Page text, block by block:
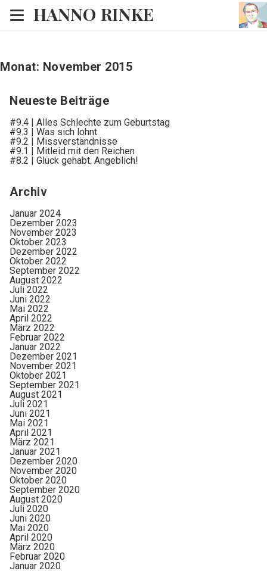
HANNO RINKE
Heim
Lesesaal
Hörsaal
Monat: November 2015
Neueste Beiträge
#9.4 | Alles Schlechte zum Geburtstag
#9.3 | Was sich lohnt
#9.2 | Missverständnisse
#9.1 | Mitleid mit den Reichen
#8.2 | Glück gehabt. Angeblich!
Archiv
Januar 2024
Dezember 2023
November 2023
Oktober 2023
Dezember 2022
Oktober 2022
September 2022
August 2022
Juli 2022
Juni 2022
Mai 2022
April 2022
März 2022
Februar 2022
Januar 2022
Dezember 2021
November 2021
Oktober 2021
September 2021
August 2021
Juli 2021
Juni 2021
Mai 2021
April 2021
März 2021
Januar 2021
Dezember 2020
November 2020
Oktober 2020
September 2020
August 2020
Juli 2020
Juni 2020
Mai 2020
April 2020
März 2020
Februar 2020
Januar 2020